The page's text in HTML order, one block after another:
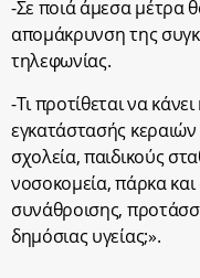
-Σε ποιά άμεσα μέτρα
απομάκρυνση της
τηλεφωνίας.
-Τι προτίθεται να
εγκατάστασής
σχολεία, παιδικούς
νοσοκομεία, πάρκα
συνάθροισης,
δημόσιας υγείας;».